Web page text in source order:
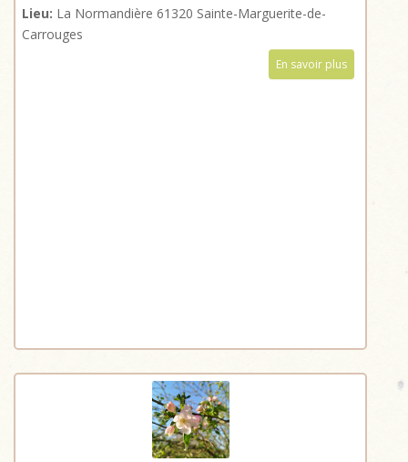
Lieu: La Normandière 61320 Sainte-Marguerite-de-
Carrouges
En savoir plus